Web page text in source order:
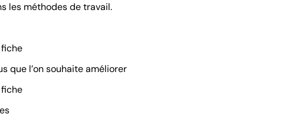
les méthodes de travail.
que l’on souhaite améliorer